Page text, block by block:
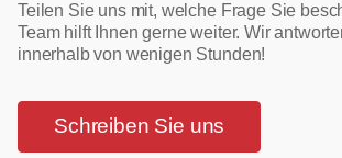
Teilen Sie uns mit, welche Frage Sie
Team hilft Ihnen gerne weiter. Wir
innerhalb von wenigen Stunden!
Schreiben Sie uns